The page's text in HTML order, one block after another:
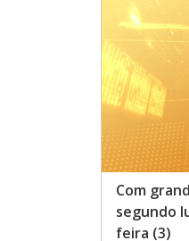
Com
segundo
feira (3)